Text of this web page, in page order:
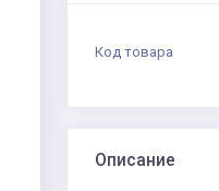
Код товара
Описание